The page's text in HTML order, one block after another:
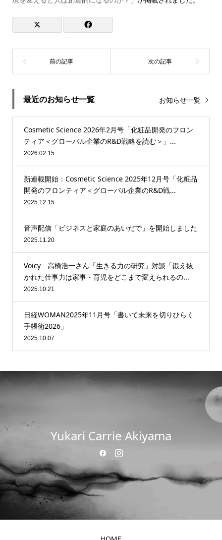
最近のお知らせ一覧 お知らせ一覧
Cosmetic Science 2026年2月号「化粧品開発のフロン
ティア＜グローバル企業のR&D戦略を読む＞」...
2026.02.15
新連載開始：Cosmetic Science 2025年12月号「化粧品
開発のフロンティア＜グローバル企業のR&D戦...
2025.12.15
音声配信「ビジネスと家庭のあいだで」を開始しました
2025.11.20
Voicy 高橋浩一さん「生きる力の研究」対談「鍛え抜
かれた仕事力は家事・育児をどこまで変えられるの...
2025.10.21
日経WOMAN2025年11月号「書いて未来を切りひらく
手帳術2026」
2025.10.07
Yukari Carrie Akiyama